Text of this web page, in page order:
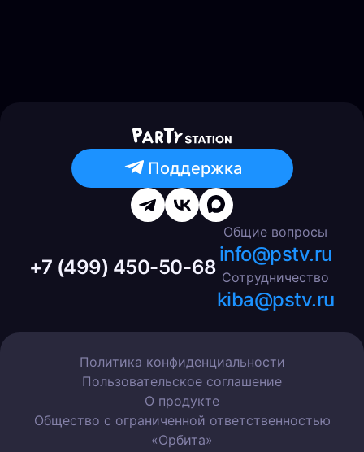
+7 (499) 450-50-68
Общие вопросы
info@pstv.ru
Сотрудничество
kiba@pstv.ru
Поддержка
Общество с ограниченной ответственностью
«Орбита»
О продукте
Пользовательское соглашение
Политика конфиденциальности